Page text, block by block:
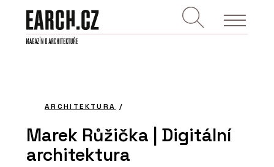
ARCHITEKTURA /
Marek Růžička | Digitální
architektura